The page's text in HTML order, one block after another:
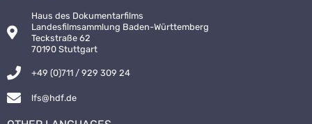
Haus des Dokumentarfilms
Landesfilmsammlung Baden-Württemberg
Teckstraße 62
70190 Stuttgart
+49 (0)711 / 929 309 24
lfs@hdf.de